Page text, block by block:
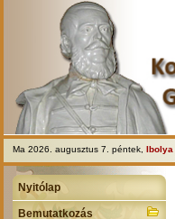
Ma 2026. augusztus 7. péntek, Ibolya
Nyitólap
Bemutatkozás